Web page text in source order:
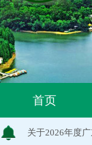
首页
广东园林学会
关于推荐广东园
关于公布2026
关于申报2026
关于2026年度